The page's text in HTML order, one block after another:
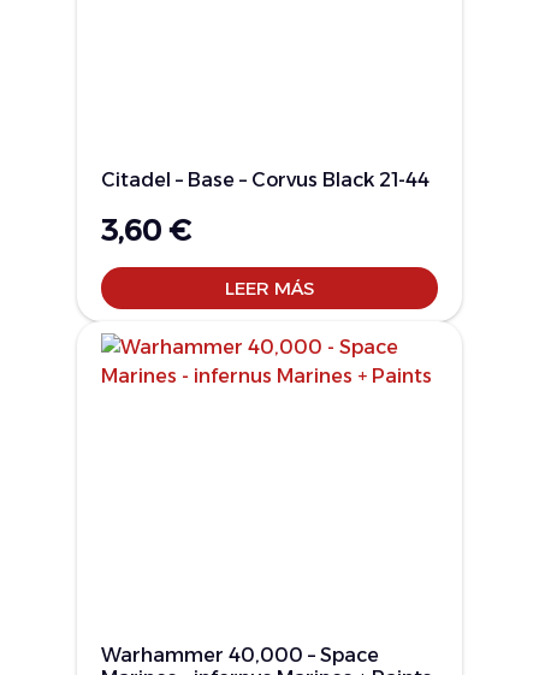
Citadel – Base – Corvus Black 21-44
3,60 €
LEER MÁS
Warhammer 40,000 – Space